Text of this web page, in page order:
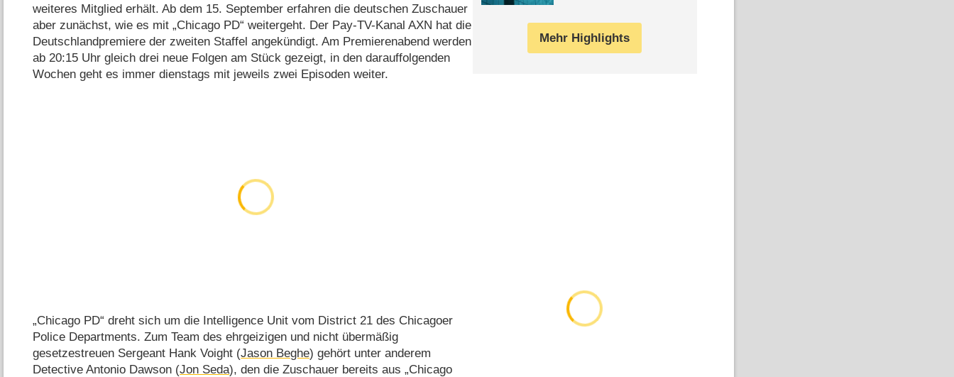
weiteres Mitglied erhält. Ab dem 15. September erfahren die deutschen Zuschauer
aber zunächst, wie es mit „Chicago PD“ weitergeht. Der Pay-TV-Kanal AXN hat die
Deutschlandpremiere der zweiten Staffel angekündigt. Am Premierenabend werden
ab 20:15 Uhr gleich drei neue Folgen am Stück gezeigt, in den darauffolgenden
Wochen geht es immer dienstags mit jeweils zwei Episoden weiter.
„Chicago PD“ dreht sich um die Intelligence Unit vom District 21 des Chicagoer
Police Departments. Zum Team des ehrgeizigen und nicht übermäßig
gesetzestreuen Sergeant Hank Voight (Jason Beghe) gehört unter anderem
Detective Antonio Dawson (Jon Seda), den die Zuschauer bereits aus „Chicago
Mehr Highlights